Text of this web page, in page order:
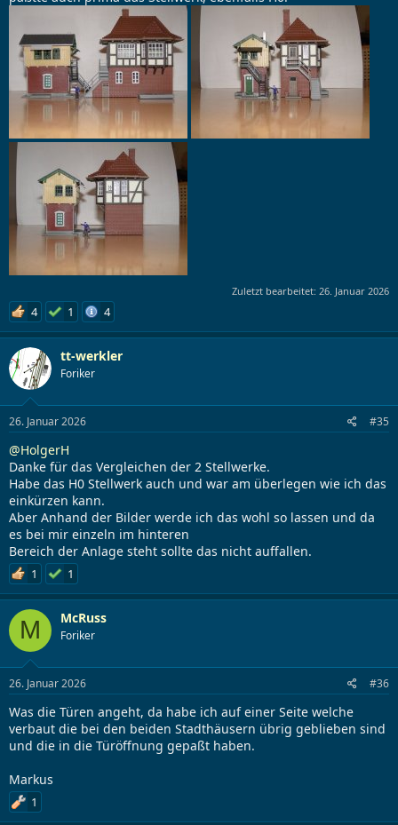
Zuletzt bearbeitet: 26. Januar 2026
4 1 4
tt-werkler
Foriker
26. Januar 2026 #35
@HolgerH
Danke für das Vergleichen der 2 Stellwerke.
Habe das H0 Stellwerk auch und war am überlegen wie ich das
einkürzen kann.
Aber Anhand der Bilder werde ich das wohl so lassen und da
es bei mir einzeln im hinteren
Bereich der Anlage steht sollte das nicht auffallen.
1 1
M McRuss
Foriker
26. Januar 2026 #36
Was die Türen angeht, da habe ich auf einer Seite welche
verbaut die bei den beiden Stadthäusern übrig geblieben sind
und die in die Türöffnung gepaßt haben.
Markus
1